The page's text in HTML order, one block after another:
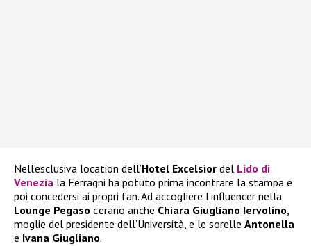
Nell’esclusiva location dell’Hotel Excelsior del Lido di
Venezia la Ferragni ha potuto prima incontrare la stampa e
poi concedersi ai propri fan. Ad accogliere l’influencer nella
Lounge Pegaso c’erano anche Chiara Giugliano Iervolino,
moglie del presidente dell’Università, e le sorelle Antonella
e Ivana Giugliano.